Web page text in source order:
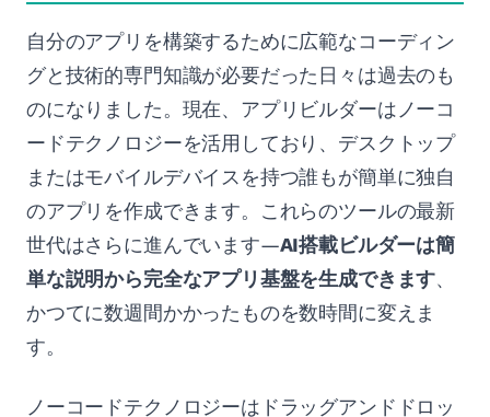
自分のアプリを構築するために広範なコーディン
グと技術的専門知識が必要だった日々は過去のも
のになりました。現在、アプリビルダーはノーコ
ードテクノロジーを活用しており、デスクトップ
またはモバイルデバイスを持つ誰もが簡単に独自
のアプリを作成できます。これらのツールの最新
世代はさらに進んでいます—AI搭載ビルダーは簡
単な説明から完全なアプリ基盤を生成できます、
かつてに数週間かかったものを数時間に変えま
す。
ノーコードテクノロジーはドラッグアンドドロッ